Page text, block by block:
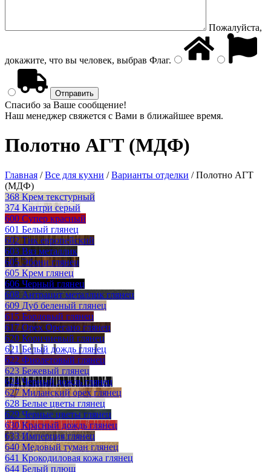
Пожалуйста,
докажите, что вы человек, выбрав Флаг.
Спасибо за Ваше сообщение!
Наш менеджер свяжется с Вами в ближайшее время.
Полотно АГТ (МДФ)
Главная /Все для кухни /Варианты отделки /Полотно АГТ
(МДФ)
368 Крем текстурный
374 Кантри серый
600 Супер красный
601 Белый глянец
602 Тик европейский
603 Вяз металлик
605 Эбони глянец
605 Крем глянец
606 Черный глянец
608 Антрацит металлик глянец
609 Дуб беленый глянец
615 Бордовый глянец
617 Орех Орегано глянец
620 Коричневый глянец
621 Белый дождь глянец
622 Фиолетовый глянец
623 Бежевый глянец
624 Черный дождь глянец
627 Миланский орех глянец
628 Белые цветы глянец
629 Черные цветы глянец
630 Красный дождь глянец
633 Имперция глянец
640 Медовый туман глянец
641 Крокодиловая кожа глянец
644 Белый плющ